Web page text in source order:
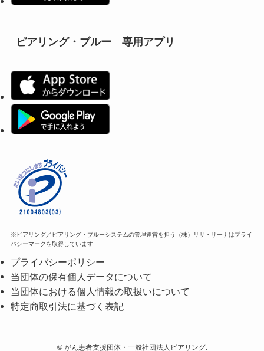
ピアリング・ブルー 専用アプリ
※ピアリング／ピアリング・ブルーシステムの管理運営を担う（株）リサ・サーナはプライ
バシーマークを取得しています
プライバシーポリシー
当団体の保有個人データについて
当団体における個人情報の取扱いについて
特定商取引法に基づく表記
©がん患者支援団体・一般社団法人ピアリング.